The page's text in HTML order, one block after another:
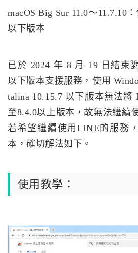
macOS Big Sur 11.0～11.7.10
以下版本
已於 2024 年 8 月 19 日結束
以下版本支援服務，使用
talina 10.15.7 以下版本無法
至8.4.0以上版本，故無法繼續
若希望繼續使用LINE的服務
本，確切解法如下。
使用教學：